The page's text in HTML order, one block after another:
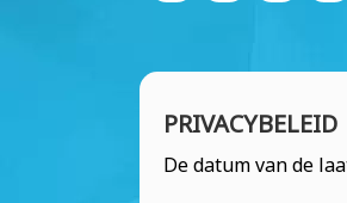
PRIVACYBELEID
De datum van de